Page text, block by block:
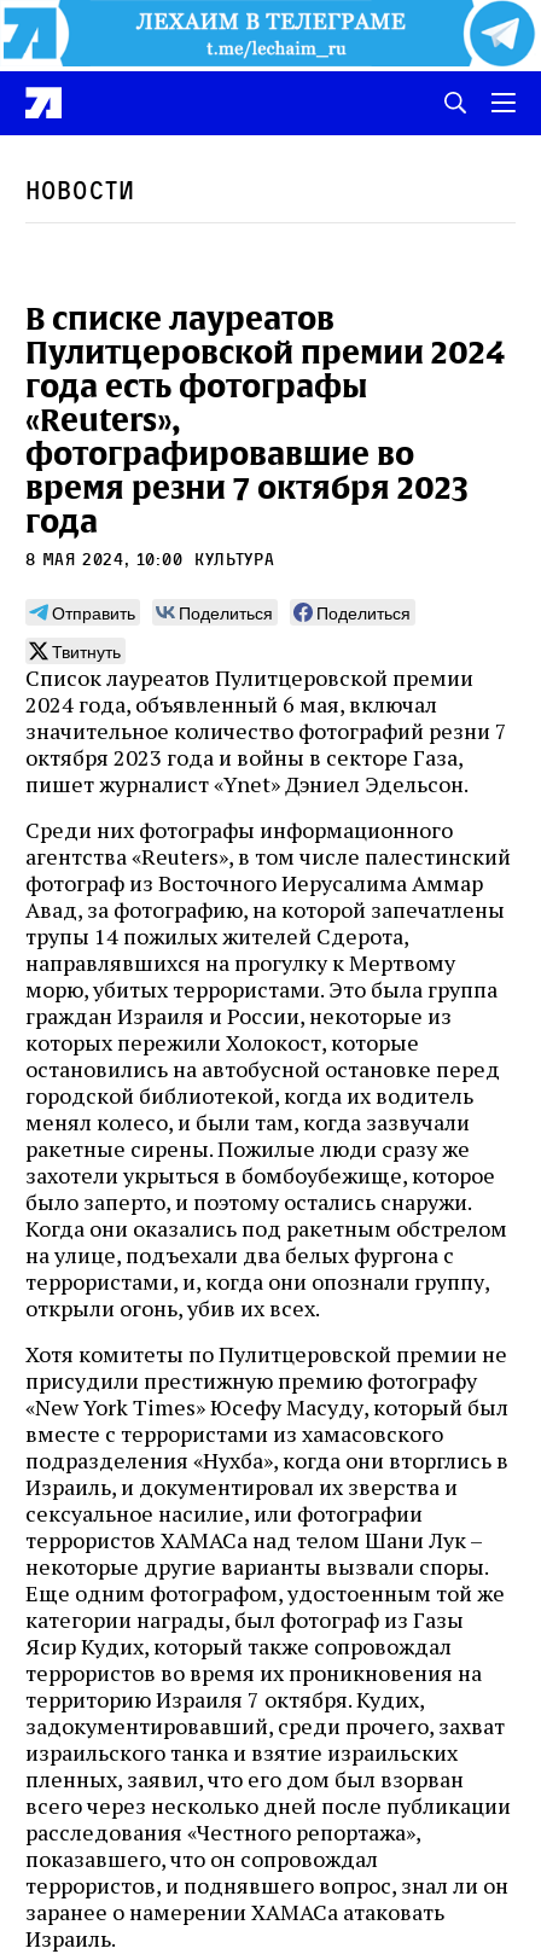
Новости
В списке лауреатов
Пулитцеровской премии 2024
года есть фотографы
«Reuters»,
фотографировавшие во
время резни 7 октября 2023
года
8 мая 2024, 10:00 культура
Отправить Поделиться
Поделиться
Твитнуть
Список лауреатов Пулитцеровской премии
2024 года, объявленный 6 мая, включал
значительное количество фотографий резни 7
октября 2023 года и войны в секторе Газа,
пишет журналист «Ynet» Дэниел Эдельсон.
Среди них фотографы информационного
агентства «Reuters», в том числе палестинский
фотограф из Восточного Иерусалима Аммар
Авад, за фотографию, на которой запечатлены
трупы 14 пожилых жителей Сдерота,
направлявшихся на прогулку к Мертвому
морю, убитых террористами. Это была группа
граждан Израиля и России, некоторые из
которых пережили Холокост, которые
остановились на автобусной остановке перед
городской библиотекой, когда их водитель
менял колесо, и были там, когда зазвучали
ракетные сирены. Пожилые люди сразу же
захотели укрыться в бомбоубежище, которое
было заперто, и поэтому остались снаружи.
Когда они оказались под ракетным обстрелом
на улице, подъехали два белых фургона с
террористами, и, когда они опознали группу,
открыли огонь, убив их всех.
Хотя комитеты по Пулитцеровской премии не
присудили престижную премию фотографу
«New York Times» Юсефу Масуду, который был
вместе с террористами из хамасовского
подразделения «Нухба», когда они вторглись в
Израиль, и документировал их зверства и
сексуальное насилие, или фотографии
террористов ХАМАСа над телом Шани Лук –
некоторые другие варианты вызвали споры.
Еще одним фотографом, удостоенным той же
категории награды, был фотограф из Газы
Ясир Кудих, который также сопровождал
террористов во время их проникновения на
территорию Израиля 7 октября. Кудих,
задокументировавший, среди прочего, захват
израильского танка и взятие израильских
пленных, заявил, что его дом был взорван
всего через несколько дней после публикации
расследования «Честного репортажа»,
показавшего, что он сопровождал
террористов, и поднявшего вопрос, знал ли он
заранее о намерении ХАМАСа атаковать
Израиль.